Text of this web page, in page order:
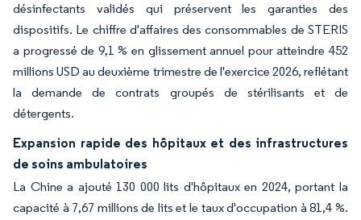
désinfectants validés qui préservent les garanties des
dispositifs. Le chiffre d'affaires des consommables de STERIS
a progressé de 9,1 % en glissement annuel pour atteindre 452
millions USD au deuxième trimestre de l'exercice 2026, reflétant
la demande de contrats groupés de stérilisants et de
détergents.
Expansion rapide des hôpitaux et des infrastructures
de soins ambulatoires
La Chine a ajouté 130 000 lits d'hôpitaux en 2024, portant la
capacité à 7,67 millions de lits et le taux d'occupation à 81,4 %.